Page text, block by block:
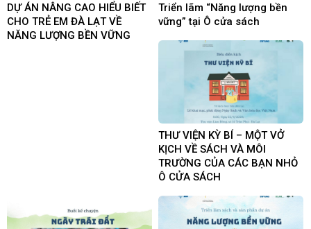
DỰ ÁN NÂNG CAO HIỂU BIẾT
CHO TRẺ EM ĐÀ LẠT VỀ
NĂNG LƯỢNG BỀN VỮNG
Triển lãm “Năng lượng bền
vững” tại Ô cửa sách
THƯ VIỆN KỲ BÍ – MỘT VỞ
KỊCH VỀ SÁCH VÀ MÔI
TRƯỜNG CỦA CÁC BẠN NHỎ
Ô CỬA SÁCH